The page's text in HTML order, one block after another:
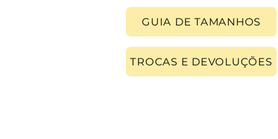
GUIA DE TAMANHOS
TROCAS E DEVOLUÇÕES